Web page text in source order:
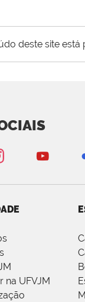
deste site está
na UFVJM